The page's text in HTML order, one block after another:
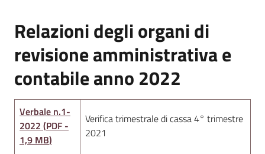
Amministrazione
Trasparente
Menu selezionato
Relazioni degli organi di
revisione amministrativa e
contabile anno 2022
Verbale n.1-
2022 (PDF -
1,9 MB)
Verifica trimestrale di cassa 4° trimestre
2021